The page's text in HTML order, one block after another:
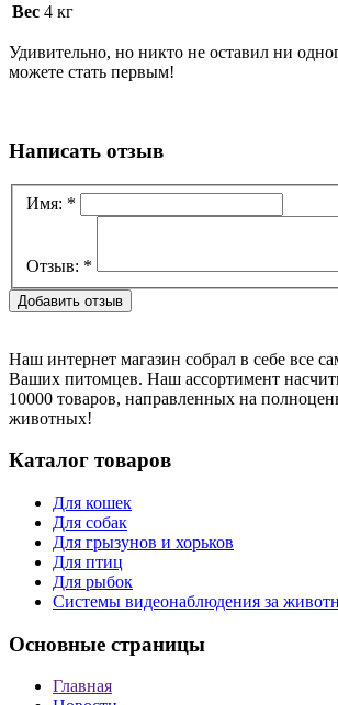
Вес 4 кг
Удивительно, но никто не оставил ни
можете стать первым!
Написать отзыв
Имя: *
Отзыв: *
Наш интернет магазин собрал в себе все
Ваших питомцев. Наш ассортимент
10000 товаров, направленных на
животных!
Каталог товаров
Для кошек
Для собак
Для грызунов и хорьков
Для птиц
Для рыбок
Cистемы видеонаблюдения за
Основные страницы
Главная